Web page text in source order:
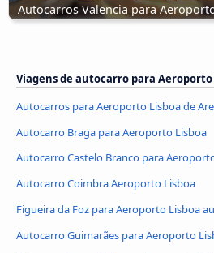
Autocarros Valencia para
Viagens de autocarro para Aeroporto
Autocarros para Aeroporto Lisboa de
Autocarro Braga para Aeroporto Lisboa
Autocarro Castelo Branco para
Autocarro Coimbra Aeroporto Lisboa
Figueira da Foz para Aeroporto Lisboa
Autocarro Guimarães para Aeroporto